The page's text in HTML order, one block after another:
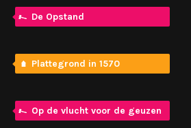
De Opstand
Plattegrond in 1570
Op de vlucht voor de geuzen